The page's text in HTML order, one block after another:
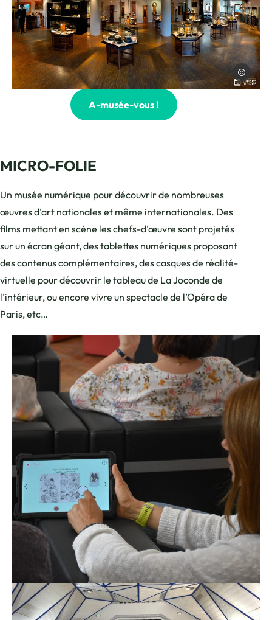
Photo, © Cluses Images Numériques
Cluses
A-musée-vous !
MICRO-FOLIE
Un musée numérique pour découvrir de nombreuses
œuvres d’art nationales et même internationales. Des
films mettant en scène les chefs-d’œuvre sont projetés
sur un écran géant, des tablettes numériques proposant
des contenus complémentaires, des casques de réalité-
virtuelle pour découvrir le tableau de La Joconde de
l’intérieur, ou encore vivre un spectacle de l’Opéra de
Paris, etc…